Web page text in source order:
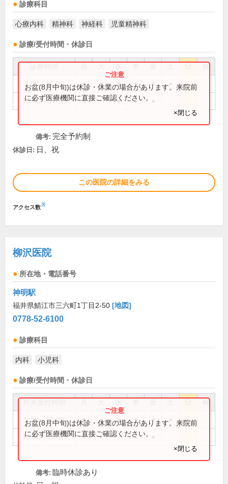
診療科目
心療内科 精神科 神経科 児童精神科
診療/受付時間・休診日
祝
9:00～12:00 ● ● ● ● ●
13:30～17:00 ● ● ●
お盆(8月中旬)は休診・休業の場合があります。来院前
に必ず医療機関に直接ご確認ください。
×閉じる
備考: 完全予約制
休診日: 日、祝
この医院の詳細をみる
アクセス数※
柳沢医院
所在地・電話番号
神明駅
福井県鯖江市三六町1丁目2-50 [地図]
0778-52-6100
診療科目
内科 小児科
診療/受付時間・休診日
祝
9:00～12:00 ● ● ● ● ●
15:00～18:00 ● ● ●
お盆(8月中旬)は休診・休業の場合があります。来院前
に必ず医療機関に直接ご確認ください。
×閉じる
備考: 臨時休診あり